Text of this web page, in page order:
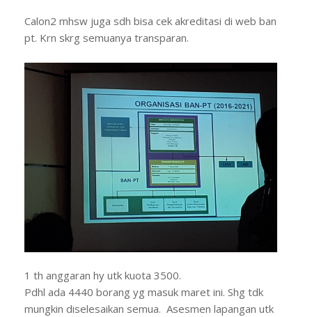
Calon2 mhsw juga sdh bisa cek akreditasi di web ban
pt. Krn skrg semuanya transparan.
1 th anggaran hy utk kuota 3500.
Pdhl ada 4440 borang yg masuk maret ini. Shg tdk
mungkin diselesaikan semua. Asesmen lapangan utk